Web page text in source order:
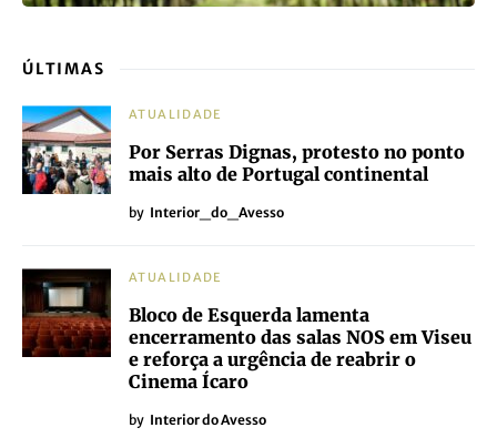
ÚLTIMAS
ATUALIDADE
Por Serras Dignas, protesto no ponto
mais alto de Portugal continental
by Interior_do_Avesso
ATUALIDADE
Bloco de Esquerda lamenta
encerramento das salas NOS em Viseu
e reforça a urgência de reabrir o
Cinema Ícaro
by Interior do Avesso